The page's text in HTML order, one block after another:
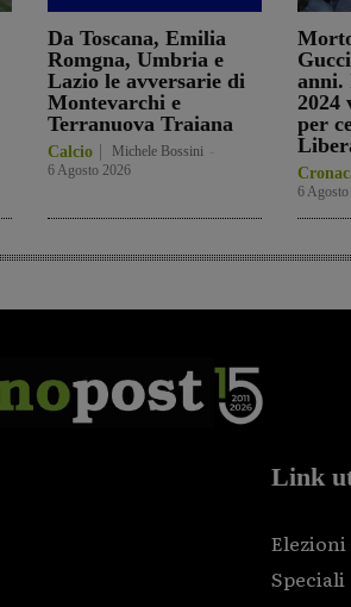
Da Toscana, Emilia
Romgna, Umbria e
Lazio le avversarie di
Montevarchi e
Terranuova Traiana
Calcio Michele Bossini
6 Agosto 2026
anni.
2024
per
6
Link
Elezioni
Speciali